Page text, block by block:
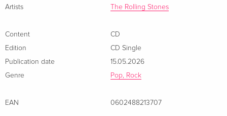
riffgetriebenen Sound der Band. So entsteht ein Gesamtbild,
Parallel dazu kündigen die Rolling Stones ihr neues
Studioalbum "Foreign Tongues" an, das am 10. Juli erscheint.
Das Album folgt weniger als drei Jahre nach dem vielfach
ausgezeichneten Vorgänger Hackney Diamonds, der
Artists The Rolling Stones
Content
CD
Edition
CD Single
Publication date
15.05.2026
Genre
Pop, Rock
EAN 0602488213707